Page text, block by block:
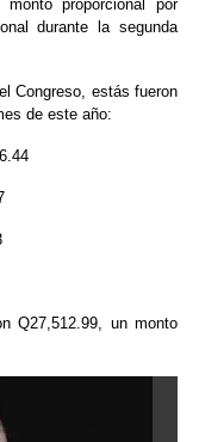
proporcional por
durante la segunda
Congreso, estás fueron
de este año:
Q27,512.99, un monto